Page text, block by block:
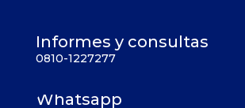
Informes y consultas
0810-1227277
Whatsapp